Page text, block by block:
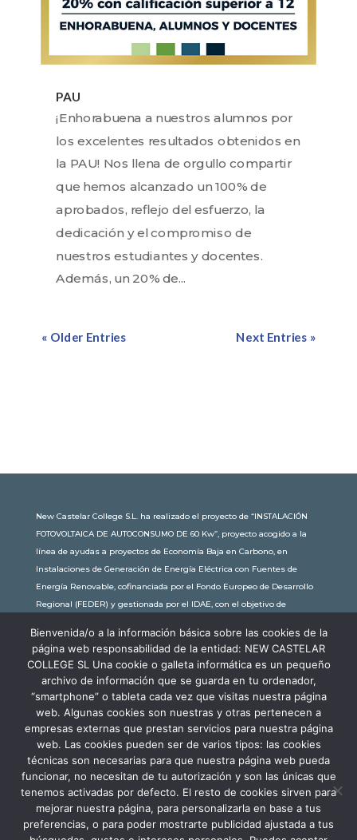
PAU
¡Enhorabuena a nuestros alumnos por
los excelentes resultados obtenidos en
la PAU! Nos llena de orgullo compartir
que hemos alcanzado un 100% de
aprobados, reflejo del esfuerzo, la
dedicación y el compromiso de
nuestros estudiantes y docentes.
Además, un 20% de...
« Older Entries Next Entries »
New Castelar College S.L. ha realizado el proyecto de “INSTALACIÓN
FOTOVOLTAICA DE AUTOCONSUMO DE 60 Kw”, proyecto acogido a la
línea de ayudas a proyectos de Economía Baja en Carbono, en
Instalaciones de Generación de Energía Eléctrica con Fuentes de
Energía Renovable, cofinanciada por el Fondo Europeo de Desarrollo
Regional (FEDER) y gestionada por el IDAE, con el objetivo de
subvención de 30.245,63€. Con una potencia instalada de 60kW, la
comunidad educativa de New Castelar ahorra al planeta 34,79
toneladas de CO2 al año, lo que equivale a recorrer 116.677 km en coche
o plantar 116 árboles al año.
Bienvenida/o a la información básica sobre las cookies de la
página web responsabilidad de la entidad: NEW CASTELAR
COLLEGE SL Una cookie o galleta informática es un pequeño
archivo de información que se guarda en tu ordenador,
“smartphone” o tableta cada vez que visitas nuestra página
web. Algunas cookies son nuestras y otras pertenecen a
empresas externas que prestan servicios para nuestra página
web. Las cookies pueden ser de varios tipos: las cookies
técnicas son necesarias para que nuestra página web pueda
funcionar, no necesitan de tu autorización y son las únicas que
tenemos activadas por defecto. El resto de cookies sirven para
mejorar nuestra página, para personalizarla en base a tus
preferencias, o para poder mostrarte publicidad ajustada a tus